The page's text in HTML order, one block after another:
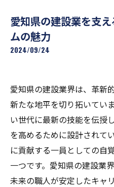
愛知県の建設業を支
ムの魅力
2024/09/24
愛知県の建設業界は、革新
新たな地平を切り拓いてい
い世代に最新の技能を伝授
を高めるために設計されて
に貢献する一員としての自
一つです。愛知県の建設業
未来の職人が安定したキャ